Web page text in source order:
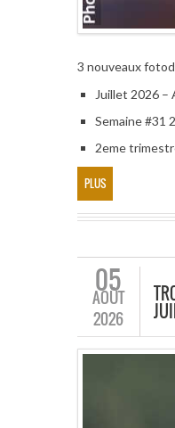
3 nouveaux
Juillet 2026 –
Semaine #31
2eme
PLUS
05
AOÛT
2026